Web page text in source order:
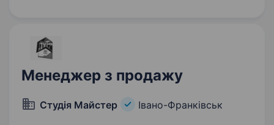
Менеджер з продажу
Студія Майстер Івано-Франківськ